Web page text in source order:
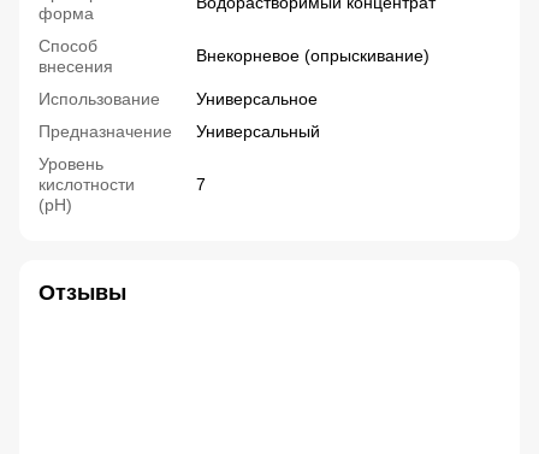
форма
Способ
внесения
Внекорневое (опрыскивание)
Использование
Универсальное
Предназначение
Универсальный
Уровень
кислотности
(pH)
7
Отзывы